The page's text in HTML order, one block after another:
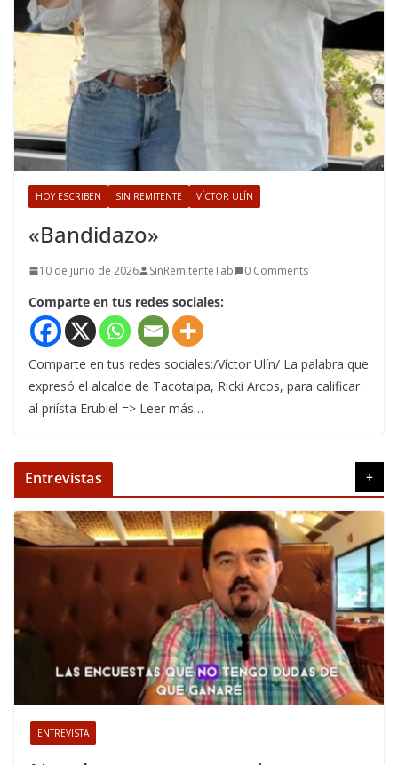
HOY ESCRIBEN SIN REMITENTE VÍCTOR ULÍN
«Bandidazo»
10 de junio de 2026 SinRemitenteTab 0 Comments
Comparte en tus redes sociales:
Comparte en tus redes sociales:/Víctor Ulín/ La palabra que
expresó el alcalde de Tacotalpa, Ricki Arcos, para calificar
al priísta Erubiel => Leer más…
Entrevistas +
ENTREVISTA